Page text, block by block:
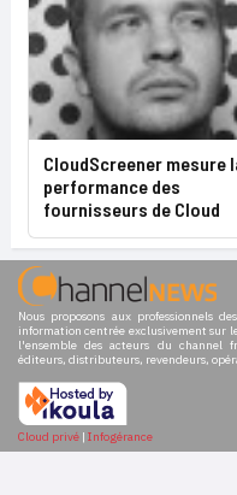
CloudScreener mesure
performance des
fournisseurs de Cloud
Nous proposons aux professionnels
information centrée exclusivement sur
l'ensemble des acteurs du channel
éditeurs, distributeurs, revendeurs,
Cloud privé | Infogérance